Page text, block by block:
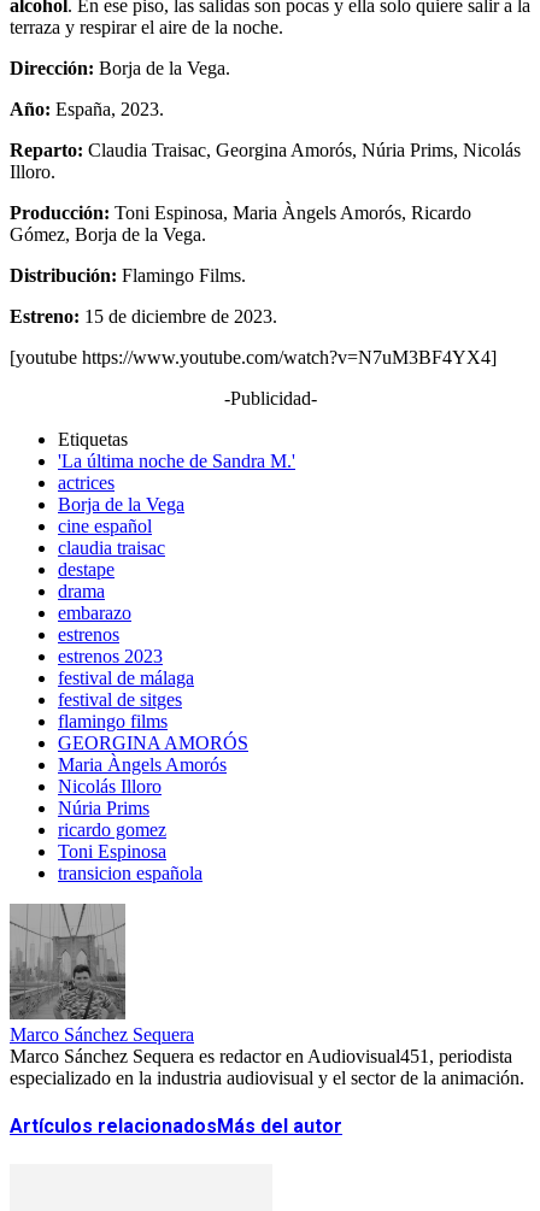
alcohol. En ese piso, las salidas son pocas y ella solo quiere salir a la
terraza y respirar el aire de la noche.
Dirección: Borja de la Vega.
Año: España, 2023.
Reparto: Claudia Traisac, Georgina Amorós, Núria Prims, Nicolás
Illoro.
Producción: Toni Espinosa, Maria Àngels Amorós, Ricardo
Gómez, Borja de la Vega.
Distribución: Flamingo Films.
Estreno: 15 de diciembre de 2023.
[youtube https://www.youtube.com/watch?v=N7uM3BF4YX4]
-Publicidad-
Etiquetas
'La última noche de Sandra M.'
actrices
Borja de la Vega
cine español
claudia traisac
destape
drama
embarazo
estrenos
estrenos 2023
festival de málaga
festival de sitges
flamingo films
GEORGINA AMORÓS
Maria Àngels Amorós
Nicolás Illoro
Núria Prims
ricardo gomez
Toni Espinosa
transicion española
Marco Sánchez Sequera
Marco Sánchez Sequera es redactor en Audiovisual451, periodista
especializado en la industria audiovisual y el sector de la animación.
Artículos relacionados Más del autor